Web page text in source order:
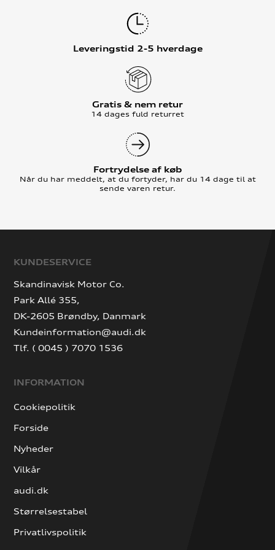
Leveringstid 2-5 hverdage
Gratis & nem retur
14 dages fuld returret
Fortrydelse af køb
Når du har meddelt, at du fortyder, har du 14 dage til at
sende varen retur.
KUNDESERVICE
Skandinavisk Motor Co.
Park Allé 355,
DK-2605 Brøndby, Danmark
Kundeinformation@audi.dk
Tlf. ( 0045 ) 7070 1536
INFORMATION
Cookiepolitik
Forside
Nyheder
Vilkår
audi.dk
Størrelsestabel
Privatlivspolitik